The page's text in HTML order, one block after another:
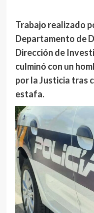
Trabajo realizado
Departamento de
Dirección de
culminó con un
por la Justicia tras
estafa.